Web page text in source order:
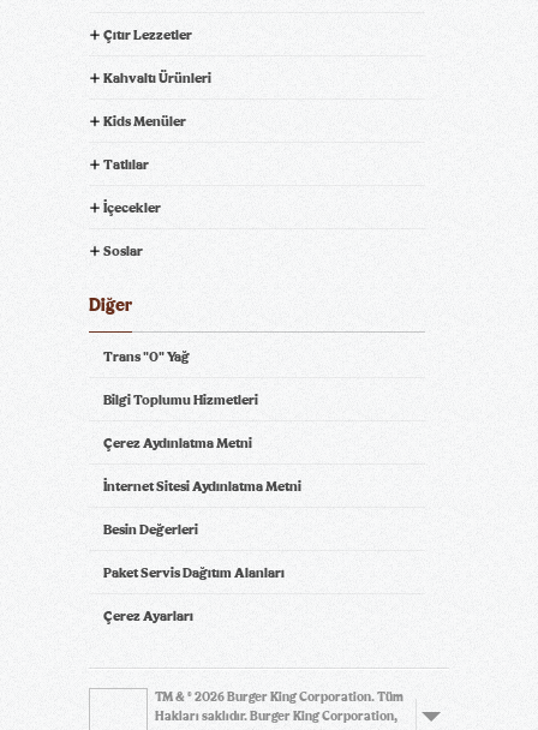
Çıtır Lezzetler
Kahvaltı Ürünleri
Kids Menüler
Tatlılar
İçecekler
Soslar
Diğer
Trans "0" Yağ
Bilgi Toplumu Hizmetleri
Çerez Aydınlatma Metni
İnternet Sitesi Aydınlatma Metni
Besin Değerleri
Paket Servis Dağıtım Alanları
Çerez Ayarları
TM & © 2026 Burger King Corporation. Tüm
Hakları saklıdır. Burger King Corporation,